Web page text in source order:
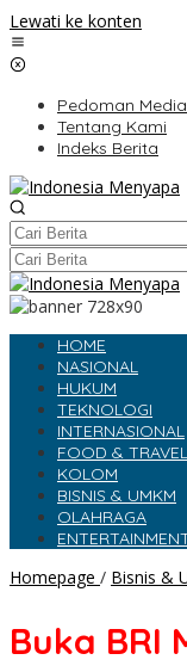
Lewati ke konten
Pedoman
Tentang Kami
Indeks Berita
HOME
NASIONAL
HUKUM
TEKNOLOGI
INTERNASIONAL
FOOD & TRAVEL
KOLOM
BISNIS & UMKM
OLAHRAGA
Homepage / Bisnis &
Buka BRI